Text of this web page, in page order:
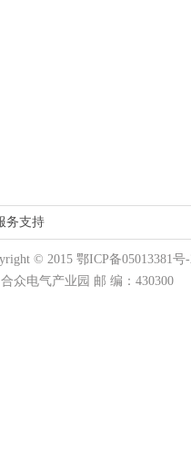
务支持
© 2015 鄂ICP备05013381号
众电气产业园 邮 编：430300